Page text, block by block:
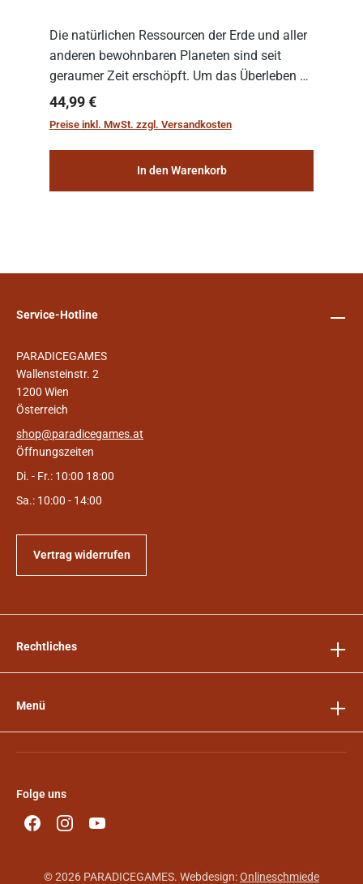
Die natürlichen Ressourcen der Erde und aller
anderen bewohnbaren Planeten sind seit
geraumer Zeit erschöpft. Um das Überleben zu
sichern, wurden die sogenannten
„Weltenschiffe“ gebaut. Auf diesen
Regulärer Preis:
44,99 €
Preise inkl. MwSt. zzgl. Versandkosten
In den Warenkorb
Service-Hotline
PARADICEGAMES
Wallensteinstr. 2
1200 Wien
Österreich
shop@paradicegames.at
Öffnungszeiten
Di. - Fr.: 10:00 18:00
Sa.: 10:00 - 14:00
Vertrag widerrufen
Rechtliches
Menü
Folge uns
© 2026 PARADICEGAMES. Webdesign:Onlineschmiede